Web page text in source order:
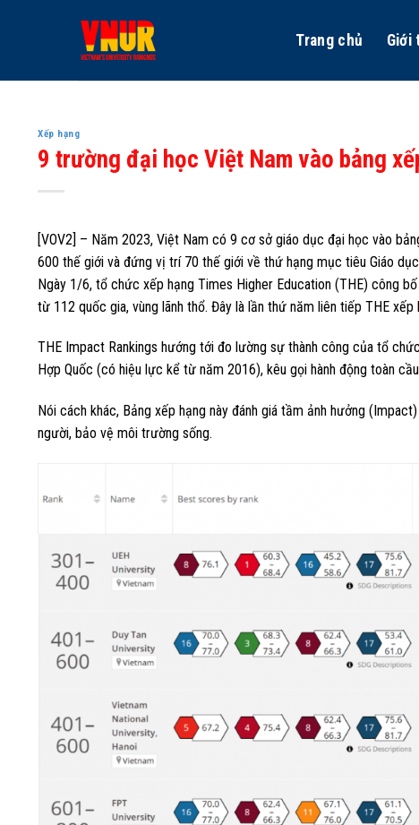
Trang chủ Giới
Xếp hạng
9 trường đại học Việt Nam vào bảng
[VOV2] – Năm 2023, Việt Nam có 9 cơ sở giáo dục đại học vào
600 thế giới và đứng vị trí 70 thế giới về thứ hạng mục tiêu Giáo
Ngày 1/6, tổ chức xếp hạng Times Higher Education (THE) công
từ 112 quốc gia, vùng lãnh thổ. Đây là lần thứ năm liên tiếp THE xếp
THE Impact Rankings hướng tới đo lường sự thành công của tổ
Hợp Quốc (có hiệu lực kể từ năm 2016), kêu gọi hành động toàn
Nói cách khác, Bảng xếp hạng này đánh giá tầm ảnh hưởng
người, bảo vệ môi trường sống.